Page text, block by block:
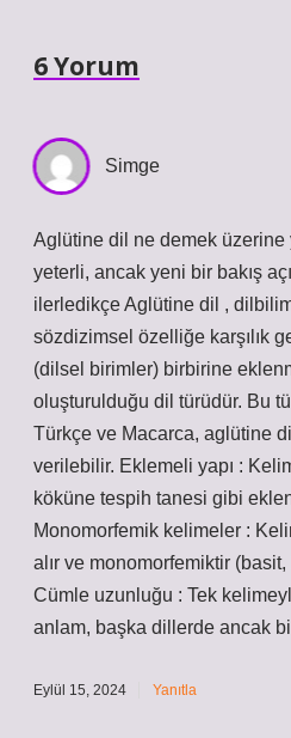
6 Yorum
Simge
Aglütine dil ne demek üzerine
yeterli, ancak yeni bir bakış
ilerledikçe Aglütine dil ,
sözdizimsel özelliğe karşılık
(dilsel birimler) birbirine
oluşturulduğu dil türüdür. Bu
Türkçe ve Macarca, aglütine
verilebilir. Eklemeli yapı :
köküne tespih tanesi gibi
Monomorfemik kelimeler :
alır ve monomorfemiktir
Cümle uzunluğu : Tek
anlam, başka dillerde ancak
Eylül 15, 2024 Yanıtla